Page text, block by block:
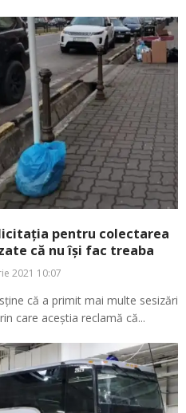
pentru colectarea
că nu își fac treaba
2021 10:07
că a primit mai multe sesizări
care aceștia reclamă că...